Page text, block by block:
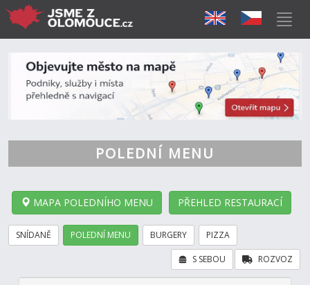
POLEDNÍ MENU
MAPA POLEDNÍHO MENU PŘEHLED RESTAURACÍ
SNÍDANĚ POLEDNÍ MENU BURGERY PIZZA
ROZVOZ
S SEBOU